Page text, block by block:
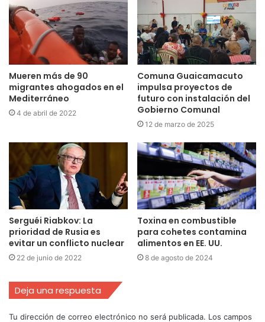
Mueren más de 90
migrantes ahogados en el
Mediterráneo
4 de abril de 2022
Comuna Guaicamacuto
impulsa proyectos de
futuro con instalación del
Gobierno Comunal
12 de marzo de 2025
Serguéi Riabkov: La
prioridad de Rusia es
evitar un conflicto nuclear
22 de junio de 2022
Toxina en combustible
para cohetes contamina
alimentos en EE. UU.
8 de agosto de 2024
Deja una respuesta
Tu dirección de correo electrónico no será publicada. Los campos